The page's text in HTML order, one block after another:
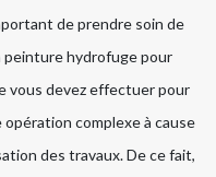
de prendre soin de
hydrofuge pour
vous devez effectuer pour
complexe à cause
des travaux. De ce fait,